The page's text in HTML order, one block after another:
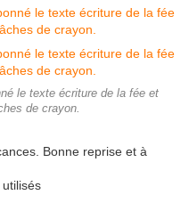
le texte écriture de la fée et
de crayon.
Bonne reprise et à